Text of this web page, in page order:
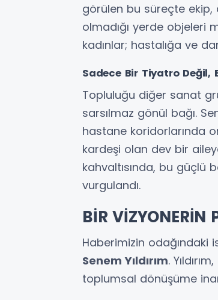
görülen bu süreçte ekip,
olmadığı yerde objeleri
kadınlar; hastalığa ve
Sadece Bir Tiyatro Değil,
Topluluğu diğer sanat
sarsılmaz gönül bağı.
hastane koridorlarında
kardeşi olan dev bir
kahvaltısında, bu güçlü
vurgulandı.
BİR VİZYONERİN
Haberimizin odağındaki
Senem Yıldırım.
toplumsal dönüşüme